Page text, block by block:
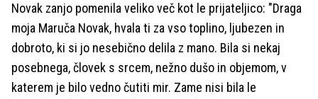
Novak zanjo pomenila veliko več kot le prijateljico: "Draga
moja Maruča Novak, hvala ti za vso toplino, ljubezen in
dobroto, ki si jo nesebično delila z mano. Bila si nekaj
posebnega, človek s srcem, nežno dušo in objemom, v
katerem je bilo vedno čutiti mir. Zame nisi bila le